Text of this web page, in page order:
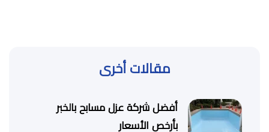
مقالات أخرى
أفضل شركة عزل مسابح بالخبر
بأرخص الأسعار